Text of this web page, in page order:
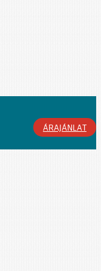
ÁRAJÁNLAT